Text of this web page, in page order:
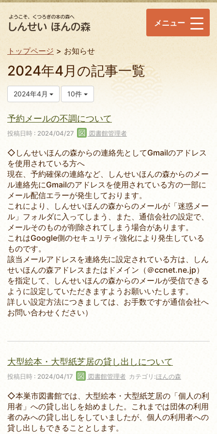
メニュー
トップページ お知らせ
2024年4月の記事一覧
2024年4月 10件
予約メールの不調について
投稿日時 : 2024/04/27 図書館管理者
◇しんせいほんの森からの連絡先としてGmailのアドレス
を使用されている方へ
現在、予約確保の連絡など、しんせいほんの森からのメー
ル連絡先にGmailのアドレスを使用されている方の一部に
メール配信エラーが発生しております。
これにより、しんせいほんの森からのメールが「迷惑メー
ル」フォルダに入ってしまう、また、通信会社の設定で、
メールそのものが削除されてしまう場合があります。
これはGoogle側のセキュリティ強化により発生している
ものです。
該当メールアドレスを連絡先に設定されている方は、しん
せいほんの森アドレスまたはドメイン（＠ccnet.ne.jp）
を指定して、しんせいほんの森からのメールが受信できる
ように設定していただきますようお願いいたします。
詳しい設定方法につきましては、お手数ですが通信会社へ
お問い合わせください）
大型絵本・大型紙芝居の貸し出しについて
投稿日時 : 2024/04/17 図書館管理者 カテゴリ:ほんの森
◇本巣市図書館では、大型絵本・大型紙芝居の「個人の利
用者」への貸し出しを始めました。これまでは団体の利用
者のみへの貸し出しをしていましたが、個人の利用者への
貸し出しもできることとします。